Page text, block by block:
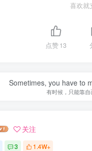
喜欢就
点赞13
Sometimes, you have to
有时候，只能靠
关注
3
1.4W+